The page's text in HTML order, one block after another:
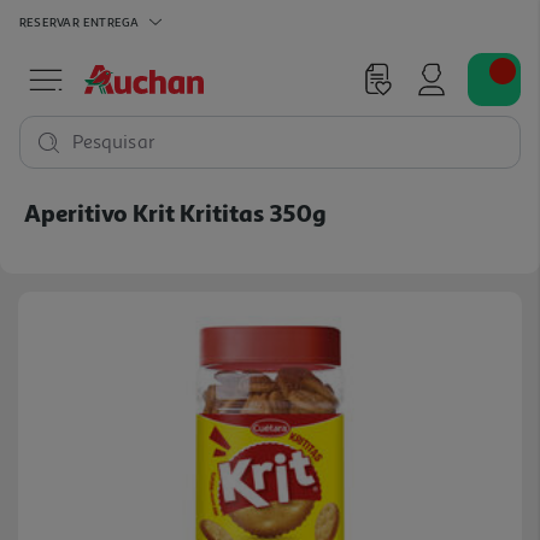
RESERVAR ENTREGA
Pesquisar
Aperitivo Krit Krititas 350g